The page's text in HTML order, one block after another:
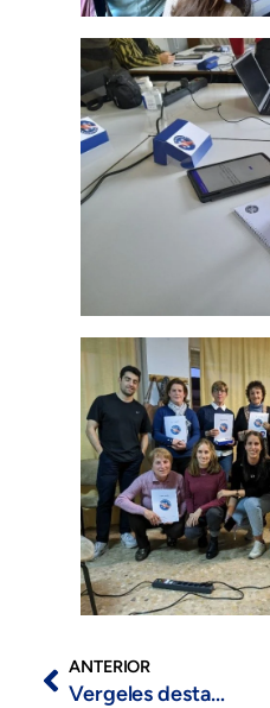
ANTERIOR
Vergeles destaca la “capacitación integral” que ofrece el Curso de Donación y Trasplantes “Julia del Viejo”